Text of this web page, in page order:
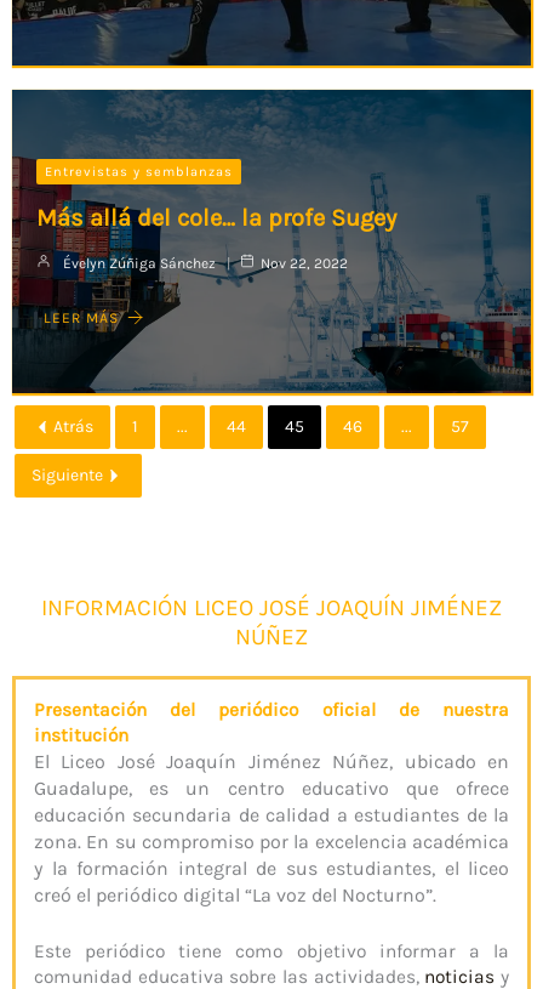
Entrevistas y semblanzas
Más allá del cole… la profe Sugey
Évelyn Zúñiga Sánchez Nov 22, 2022
LEER MÁS
Atrás 1 ... 44 45 46 ... 57
Siguiente
INFORMACIÓN LICEO JOSÉ JOAQUÍN JIMÉNEZ
NÚÑEZ
Presentación del periódico oficial de nuestra
institución
El Liceo José Joaquín Jiménez Núñez, ubicado en
Guadalupe, es un centro educativo que ofrece
educación secundaria de calidad a estudiantes de la
zona. En su compromiso por la excelencia académica
y la formación integral de sus estudiantes, el liceo
creó el periódico digital “La voz del Nocturno”.
Este periódico tiene como objetivo informar a la
comunidad educativa sobre las actividades, noticias y